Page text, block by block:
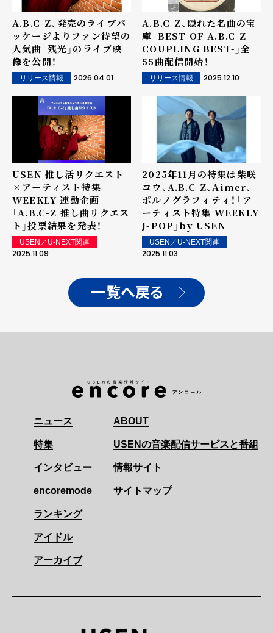
A.B.C-Z、発売のライブパ
ッケージよりファン待望の
人気曲「残光」のライブ映
像を公開！
リリース情報 2026.04.01
A.B.C-Z、隠れた名曲の宝
庫「BEST OF A.B.C-Z-
COUPLING BEST-」全
55曲配信開始！
リリース情報 2025.12.10
USEN 推し活リクエスト
×アーティスト特集
WEEKLY 連動企画
「A.B.C-Z 推し曲リクエス
ト」投票結果を発表！
USEN／U-NEXT関連
2025.11.09
2025年11月の特集は柴咲
コウ、A.B.C-Z、Aimer、
ポルノグラフィティ！――「ア
ーティスト特集 WEEKLY
J-POP」by USEN
USEN／U-NEXT関連
2025.11.03
一覧へ戻る
ニュース
特集
インタビュー
encoremode
ランキング
アイドル
アーカイブ
ABOUT
USENの音楽配信サービスと番組
情報サイト
サイトマップ